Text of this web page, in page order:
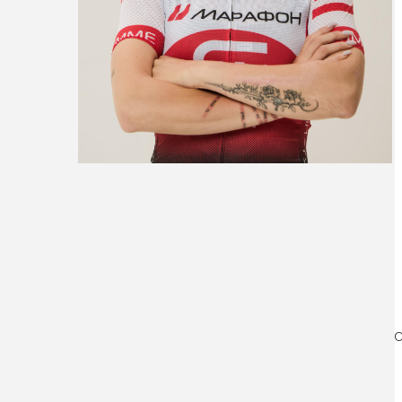
В велоспорт пришла за компанию с